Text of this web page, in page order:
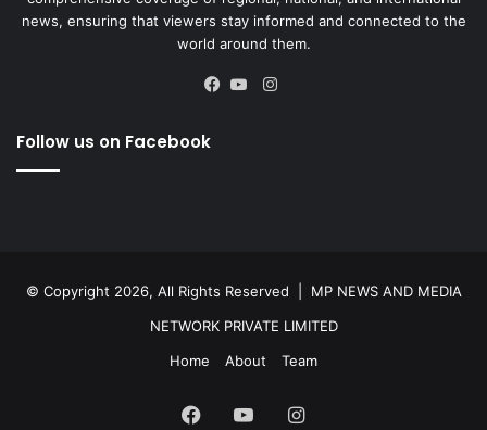
news, ensuring that viewers stay informed and connected to the
world around them.
Instagram
Follow us on Facebook
© Copyright 2026, All Rights Reserved | MP NEWS AND MEDIA
NETWORK PRIVATE LIMITED
Home
About Team
Facebook
YouTubeInstagram